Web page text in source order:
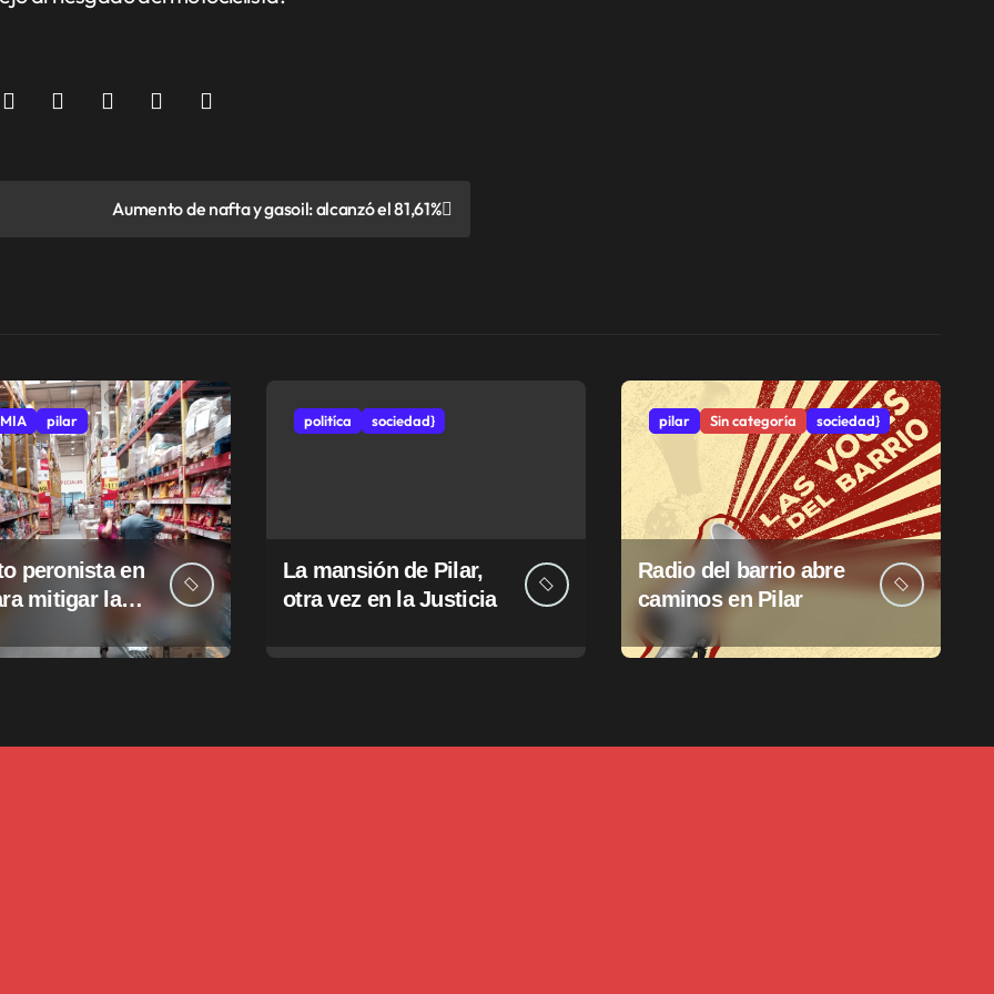
Aumento de nafta y gasoil: alcanzó el 81,61%
pilar
peronista en
mitigar la
politíca sociedad}
La mansión de Pilar,
otra vez en la Justicia
pilar Sin categoría sociedad}
Radio del barrio abre
caminos en Pilar